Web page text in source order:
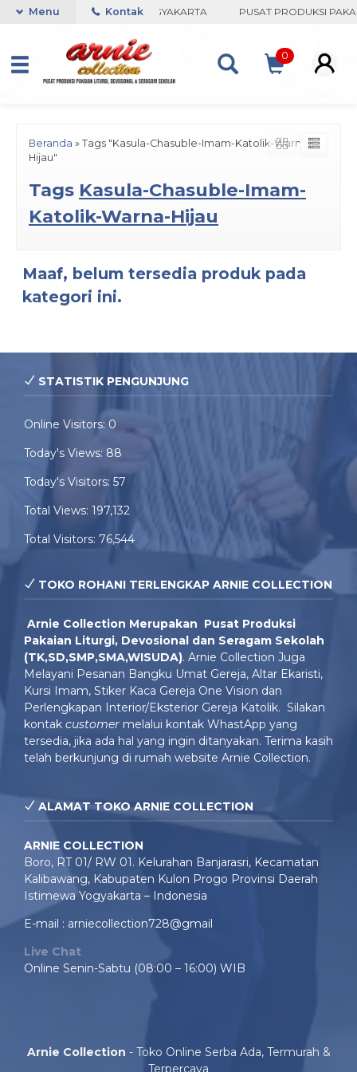
COLLECTION-BORO, YOGYAKARTA PUSAT PRODUKSI
Menu Kontak
0
Beranda » Tags "Kasula-Chasuble-Imam-Katolik-Warna-
Hijau"
Tags Kasula-Chasuble-Imam-
Katolik-Warna-Hijau
Maaf, belum tersedia produk pada
kategori ini.
STATISTIK PENGUNJUNG
Online Visitors: 0
Today's Views: 88
Today's Visitors: 57
Total Views: 197,132
Total Visitors: 76,544
TOKO ROHANI TERLENGKAP ARNIE COLLECTION
Arnie Collection Merupakan Pusat Produksi
Pakaian Liturgi, Devosional dan Seragam Sekolah
(TK,SD,SMP,SMA,WISUDA). Arnie Collection Juga
Melayani Pesanan Bangku Umat Gereja, Altar Ekaristi,
Kursi Imam, Stiker Kaca Gereja One Vision dan
Perlengkapan Interior/Eksterior Gereja Katolik. Silakan
kontak customer melalui kontak WhastApp yang
tersedia, jika ada hal yang ingin ditanyakan. Terima kasih
telah berkunjung di rumah website Arnie Collection.
ALAMAT TOKO ARNIE COLLECTION
ARNIE COLLECTION
Boro, RT 01/ RW 01. Kelurahan Banjarasri, Kecamatan
Kalibawang, Kabupaten Kulon Progo Provinsi Daerah
Istimewa Yogyakarta – Indonesia
E-mail : arniecollection728@gmail
Live Chat
Online Senin-Sabtu (08:00 – 16:00) WIB
Arnie Collection - Toko Online Serba Ada, Termurah &
Terpercaya